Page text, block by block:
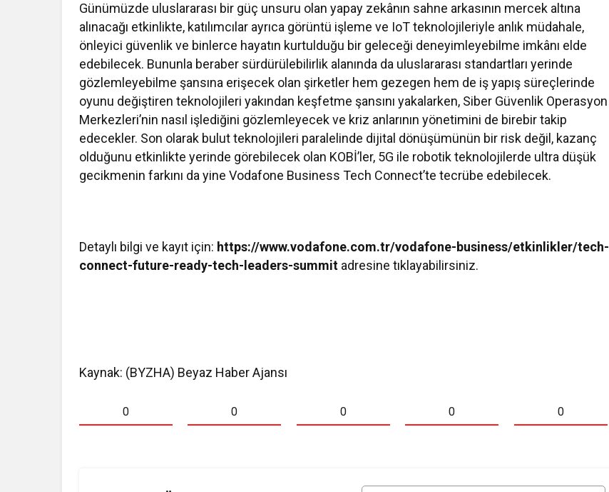
Günümüzde uluslararası bir güç unsuru olan yapay zekânın sahne arkasının mercek altına
alınacağı etkinlikte, katılımcılar ayrıca görüntü işleme ve IoT teknolojileriyle anlık müdahale,
önleyici güvenlik ve binlerce hayatın kurtulduğu bir geleceği deneyimleyebilme imkânı elde
edebilecek. Bununla beraber sürdürülebilirlik alanında da uluslararası standartları yerinde
gözlemleyebilme şansına erişecek olan şirketler hem gezegen hem de iş yapış süreçlerinde
oyunu değiştiren teknolojileri yakından keşfetme şansını yakalarken, Siber Güvenlik Operasyon
Merkezleri’nin nasıl işlediğini gözlemleyecek ve kriz anlarının yönetimini de birebir takip
edecekler. Son olarak bulut teknolojileri paralelinde dijital dönüşümünün bir risk değil, kazanç
olduğunu etkinlikte yerinde görebilecek olan KOBİ’ler, 5G ile robotik teknolojilerde ultra düşük
gecikmenin farkını da yine Vodafone Business Tech Connect’te tecrübe edebilecek.
Detaylı bilgi ve kayıt için: https://www.vodafone.com.tr/vodafone-business/etkinlikler/tech-
connect-future-ready-tech-leaders-summit adresine tıklayabilirsiniz.
Kaynak: (BYZHA) Beyaz Haber Ajansı
0 0 0 0 0